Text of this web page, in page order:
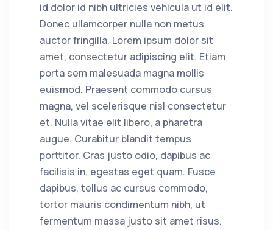
id dolor id nibh ultricies vehicula ut id elit.
Donec ullamcorper nulla non metus
auctor fringilla. Lorem ipsum dolor sit
amet, consectetur adipiscing elit. Etiam
porta sem malesuada magna mollis
euismod. Praesent commodo cursus
magna, vel scelerisque nisl consectetur
et. Nulla vitae elit libero, a pharetra
augue. Curabitur blandit tempus
porttitor. Cras justo odio, dapibus ac
facilisis in, egestas eget quam. Fusce
dapibus, tellus ac cursus commodo,
tortor mauris condimentum nibh, ut
fermentum massa justo sit amet risus.